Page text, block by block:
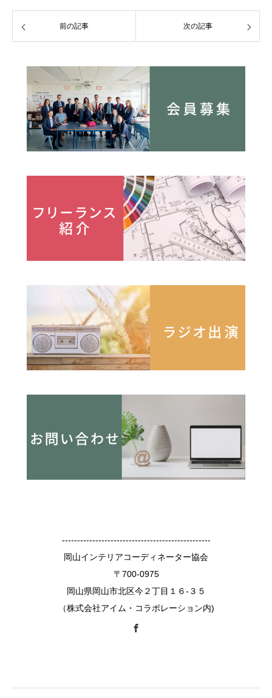
前の記事 次の記事
-------------------------------------------------
岡山インテリアコーディネーター協会
〒700-0975
岡山県岡山市北区今２丁目１６-３５
（株式会社アイム・コラボレーション内)